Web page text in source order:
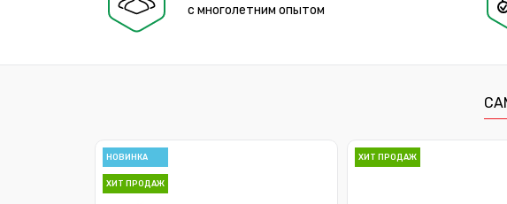
с многолетним опытом
НОВИНКА
ХИТ ПРОДАЖ
ХИТ ПРОДАЖ